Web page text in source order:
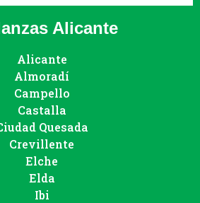
Alicante
Alicante
Almoradí
Campello
Castalla
Quesada
Crevillente
Elche
Elda
Ibi